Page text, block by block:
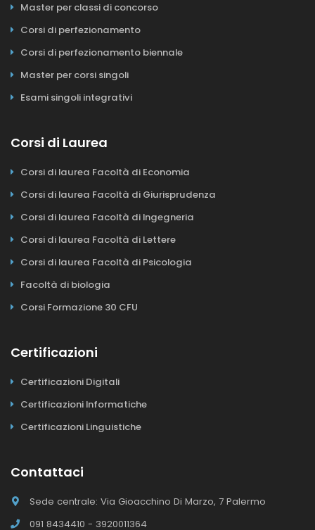
Master per classi di concorso
Corsi di perfezionamento
Corsi di perfezionamento biennale
Master per corsi singoli
Esami singoli integrativi
Corsi di Laurea
Corsi di laurea Facoltà di Economia
Corsi di laurea Facoltà di Giurisprudenza
Corsi di laurea Facoltà di Ingegneria
Corsi di laurea Facoltà di Lettere
Corsi di laurea Facoltà di Psicologia
Facoltà di biologia
Corsi Formazione 30 CFU
Certificazioni
Certificazioni Digitali
Certificazioni Informatiche
Certificazioni Linguistiche
Contattaci
Sede centrale: Via Gioacchino Di Marzo, 7 Palermo
091 8434410 - 3920011364